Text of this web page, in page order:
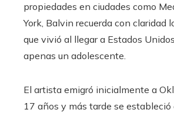
propiedades en ciudades como
York, Balvin recuerda con claridad
que vivió al llegar a Estados
apenas un adolescente.
El artista emigró inicialmente a
17 años y más tarde se estableció